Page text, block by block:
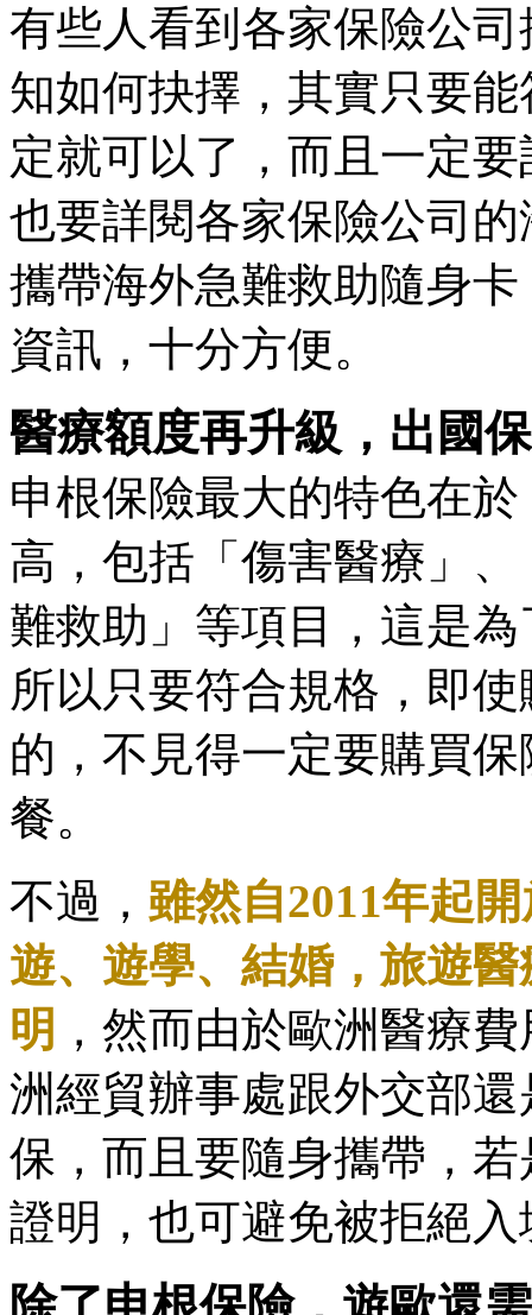
有些人看到各家保險公
知如何抉擇，其實只要
定就可以了，而且一定
也要詳閱各家保險公司
攜帶海外急難救助隨身
資訊，十分方便。
醫療額度再升級，出國
申根保險最大的特色在
高，包括「傷害醫療」
難救助」等項目，這是
所以只要符合規格，即
的，不見得一定要購買
餐。
不過， 雖然自2011年起
遊、遊學、結婚，旅遊
明 ，然而由於歐洲醫療
洲經貿辦事處跟外交部
保，而且要隨身攜帶，
證明，也可避免被拒絕